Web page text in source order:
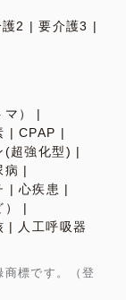
2
要介護3
）
CPAP
(超強化型)
病
心疾患
人工呼吸器
商標です。（登